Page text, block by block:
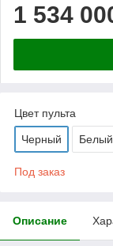
1 534
Цвет пульта
Черный Белый
Под заказ
Описание